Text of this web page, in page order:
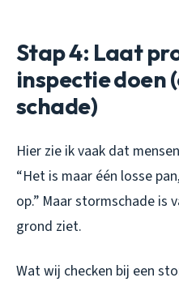
Stap 4: Laat
inspectie doen
schade)
Hier zie ik vaak dat
“Het is maar één losse
op.” Maar stormschade is
grond ziet.
Wat wij checken bij een